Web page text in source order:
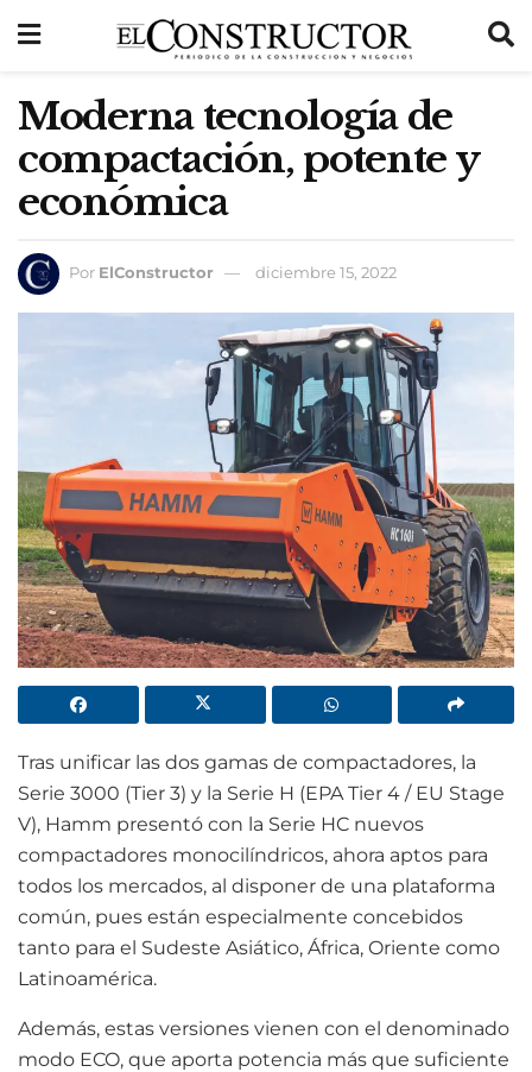
Moderna tecnología de
compactación, potente y
económica
Por ElConstructor diciembre 15, 2022
Tras unificar las dos gamas de compactadores, la
Serie 3000 (Tier 3) y la Serie H (EPA Tier 4 / EU Stage
V), Hamm presentó con la Serie HC nuevos
compactadores monocilíndricos, ahora aptos para
todos los mercados, al disponer de una plataforma
común, pues están especialmente concebidos
tanto para el Sudeste Asiático, África, Oriente como
Latinoamérica.
Además, estas versiones vienen con el denominado
modo ECO, que aporta potencia más que suficiente